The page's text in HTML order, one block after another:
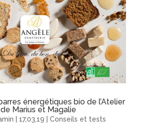
énergétiques bio de l’Atelier
de Marius et Magalie
17,03,19 Conseils et tests